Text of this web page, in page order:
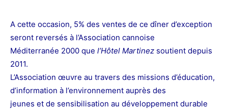
A cette occasion, 5% des ventes de ce dîner d’exception
seront reversés à l’Association cannoise
Méditerranée 2000 que l’Hôtel Martinez soutient depuis
2011.
L’Association œuvre au travers des missions d’éducation,
d’information à l’environnement auprès des
jeunes et de sensibilisation au développement durable